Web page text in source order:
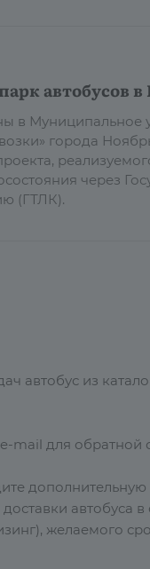
автобусов в
в Муниципальное
города
через
(ГТЛК).
из
mail для обратной
автобуса
желаемого